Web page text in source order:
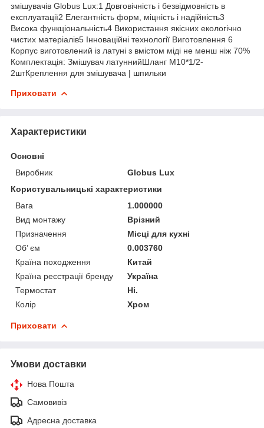
змішувачів Globus Lux:1 Довговічність і безвідмовність в
експлуатації2 Елегантність форм, міцність і надійність3
Висока функціональність4 Використання якісних екологічно
чистих матеріалів5 Інноваційні технології Виготовлення 6
Корпус виготовлений із латуні з вмістом міді не менш ніж 70%
Комплектація: Змішувач латуннийШланг М10*1/2-
2штКреплення для змішувача | шпильки
Приховати
Характеристики
Основні
Виробник
Globus Lux
Користувальницькі характеристики
Вага
1.000000
Вид монтажу
Врізний
Призначення
Місці для кухні
Об’ єм
0.003760
Країна походження
Китай
Країна реєстрації бренду
Україна
Термостат
Ні.
Колір
Хром
Приховати
Умови доставки
Нова Пошта
Самовивіз
Адресна доставка